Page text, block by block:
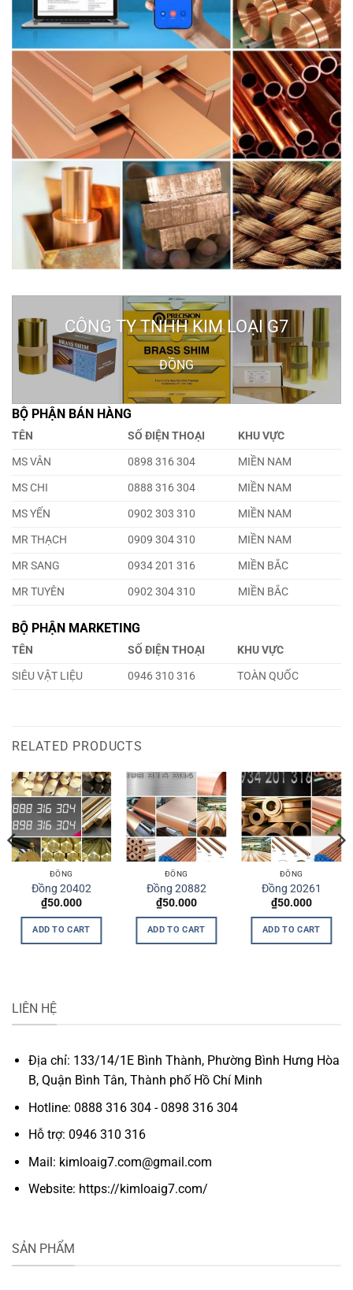
CÔNG TY TNHH KIM LOẠI G7
ĐỒNG
BỘ PHẬN BÁN HÀNG
TÊN SỐ ĐIỆN THOẠI
KHU VỰC
MS VÂN
0898 316 304
MIỀN NAM
MS CHI
0888 316 304
MIỀN NAM
MS YẾN
0902 303 310
MIỀN NAM
MR THẠCH
0909 304 310
MIỀN NAM
MR SANG
0934 201 316
MIỀN BẮC
MR TUYÊN
0902 304 310 MIỀN BẮC
BỘ PHẬN MARKETING
TÊN SỐ ĐIỆN THOẠI
KHU VỰC
SIÊU VẬT LIỆU
0946 310 316 TOÀN QUỐC
RELATED PRODUCTS
ĐỒNG
Đồng 20402
₫50.000
ADD TO CART
ĐỒNG
Đồng 20882
₫50.000
ADD TO CART
ĐỒNG
Đồng 20261
₫50.000
ADD TO CART
LIÊN HỆ
Địa chỉ: 133/14/1E Bình Thành, Phường Bình Hưng Hòa
B, Quận Bình Tân, Thành phố Hồ Chí Minh
Hotline: 0888 316 304 - 0898 316 304
Hỗ trợ: 0946 310 316
Mail: kimloaig7.com@gmail.com
Website: https://kimloaig7.com/
SẢN PHẨM